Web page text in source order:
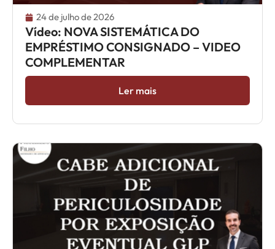
24 de julho de 2026
Vídeo: NOVA SISTEMÁTICA DO
EMPRÉSTIMO CONSIGNADO – VIDEO
COMPLEMENTAR
Ler mais